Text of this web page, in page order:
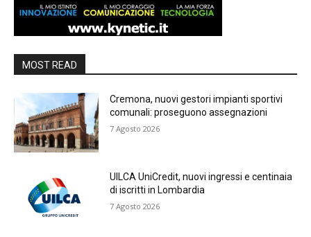
MOST READ
Cremona, nuovi gestori impianti sportivi
comunali: proseguono assegnazioni
7 Agosto 2026
UILCA UniCredit, nuovi ingressi e centinaia
di iscritti in Lombardia
7 Agosto 2026